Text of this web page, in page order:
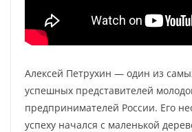
Алексей Петрухин — один из
успешных представителей
предпринимателей России. Его
успеху начался с маленькой